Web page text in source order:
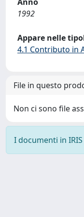
1992
Appare nelle
4.1 Contributo in
File in questo
Non ci sono file
I documenti in